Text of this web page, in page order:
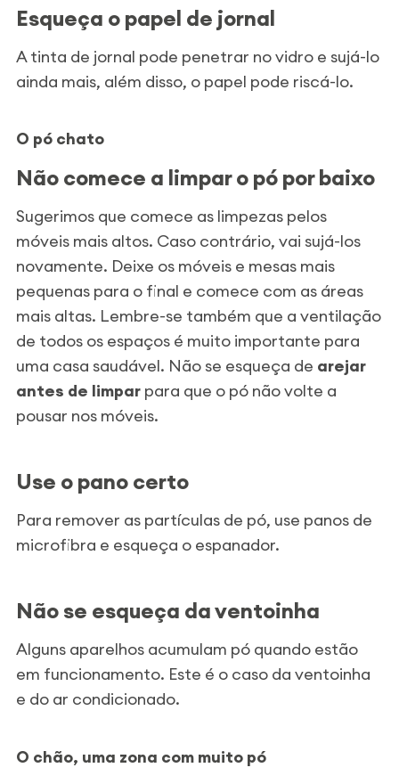
Esqueça o papel de jornal
A tinta de jornal pode penetrar no vidro e sujá-lo
ainda mais, além disso, o papel pode riscá-lo.
O pó chato
Não comece a limpar o pó por baixo
Sugerimos que comece as limpezas pelos
móveis mais altos. Caso contrário, vai sujá-los
novamente. Deixe os móveis e mesas mais
pequenas para o final e comece com as áreas
mais altas. Lembre-se também que a ventilação
de todos os espaços é muito importante para
uma casa saudável. Não se esqueça de arejar
antes de limparpara que o pó não volte a
pousar nos móveis.
Use o pano certo
Para remover as partículas de pó, use panos de
microfibra e esqueça o espanador.
Não se esqueça da ventoinha
Alguns aparelhos acumulam pó quando estão
em funcionamento. Este é o caso da ventoinha
e do ar condicionado.
O chão, uma zona com muito pó